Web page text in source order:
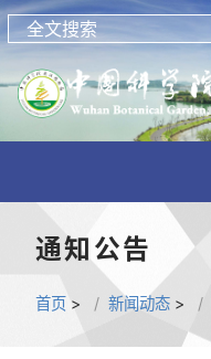
通知公告
首页 > 新闻动态 >